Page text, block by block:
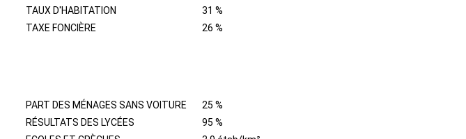
TAUX D'HABITATION
31 %
TAXE FONCIÈRE
26 %
PART DES MÉNAGES SANS VOITURE
25 %
RÉSULTATS DES LYCÉES
95 %